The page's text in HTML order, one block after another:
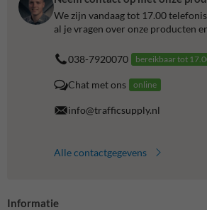
We zijn vandaag tot 17.00
al je vragen over onze producten
038-7920070 bereikbaar tot
Chat met ons online
info@trafficsupply.nl
Alle contactgegevens
Informatie